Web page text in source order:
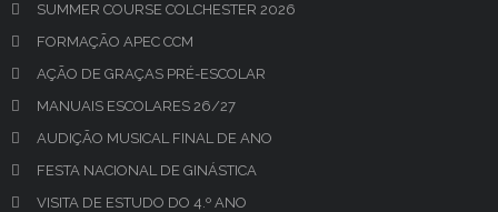
SUMMER COURSE COLCHESTER 2026
FORMAÇÃO APEC CCM
AÇÃO DE GRAÇAS PRÉ-ESCOLAR
MANUAIS ESCOLARES 26/27
AUDIÇÃO MUSICAL FINAL DE ANO
FESTA NACIONAL DE GINÁSTICA
VISITA DE ESTUDO DO 4.º ANO